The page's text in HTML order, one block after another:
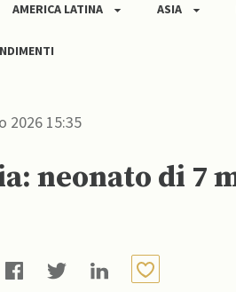
AMERICA LATINA ASIA
2026 15:35
neonato di 7